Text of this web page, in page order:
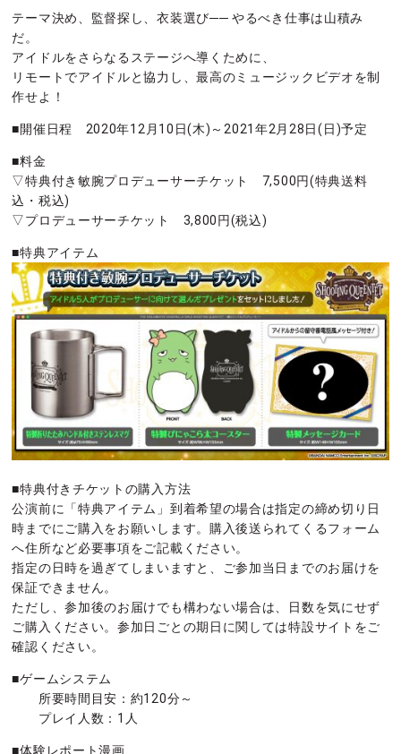
テーマ決め、監督探し、衣装選び── やるべき仕事は山積み
だ。
アイドルをさらなるステージへ導くために、
リモートでアイドルと協力し、最高のミュージックビデオを制
作せよ！
■開催日程 2020年12月10日(木)～2021年2月28日(日)予定
■料金
▽特典付き敏腕プロデューサーチケット 7,500円(特典送料
込・税込)
▽プロデューサーチケット 3,800円(税込)
■特典アイテム
■特典付きチケットの購入方法
公演前に「特典アイテム」到着希望の場合は指定の締め切り日
時までにご購入をお願いします。購入後送られてくるフォーム
へ住所など必要事項をご記載ください。
指定の日時を過ぎてしまいますと、ご参加当日までのお届けを
保証できません。
ただし、参加後のお届けでも構わない場合は、日数を気にせず
ご購入ください。参加日ごとの期日に関しては特設サイトをご
確認ください。
■ゲームシステム
所要時間目安：約120分～
プレイ人数：1人
■体験レポート漫画